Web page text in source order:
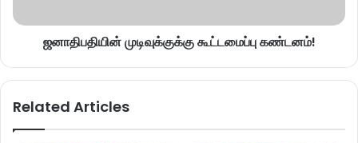
ஜனாதிபதியின் முடிவுக்குக்கு கூட்டமைப்பு கண்டனம்!
Related Articles